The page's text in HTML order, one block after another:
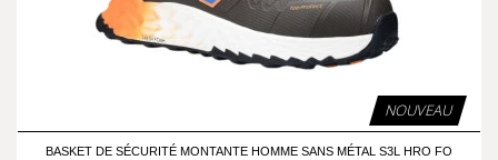
NOUVEAU
BASKET DE SÉCURITÉ MONTANTE HOMME SANS MÉTAL S3L HRO FO